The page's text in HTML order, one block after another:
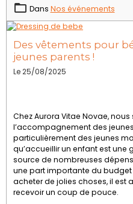
Dans Nos événements
Des vêtements pour
jeunes parents !
Le 25/08/2025
Chez Aurora Vitae Novae,
l’accompagnement des
particulièrement des jeunes
qu’accueillir un enfant est une
source de nombreuses
une part importante du budget
acheter de jolies choses, il est
recevoir un coup de pouce.